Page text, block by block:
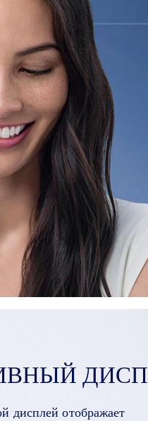
дисплей отображает